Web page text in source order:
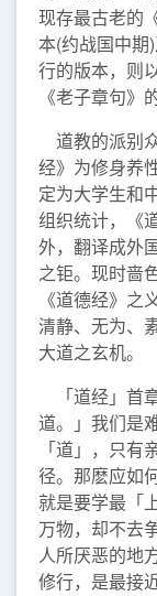
现存最古老的
本(约战国中期
行的版本，则
《老子章句》
道教的派别
经》为修身养
定为大学生和
组织统计，《
外，翻译成外
之钜。现时啬
《道德经》之
清静、无为、
大道之玄机。
「道经」首
道。」我们是
「道」，只
径。那麽应如
就是要学最「
万物，却不去
人所厌恶的地
修行，是最接